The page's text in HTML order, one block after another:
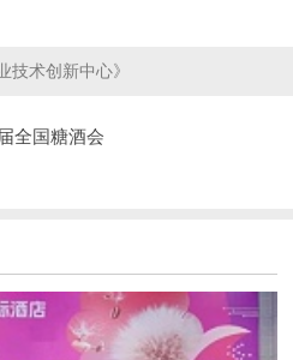
技术创新中心》
全国糖酒会